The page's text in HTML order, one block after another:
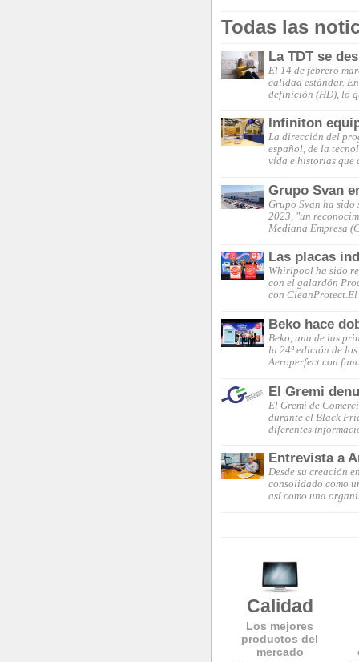
Todas las
La TDT se
El 14 de febrero
calidad estándar.
definición (HD), lo
Infiniton
La dirección del
español, de la
vida e historias que
Grupo Svan
Grupo Svan ha
2023, "un
Mediana Empresa
Las placas
Whirlpool ha sido
con el galardón
con CleanProtect.El
Beko hace
Beko, una de las
la 24ª edición de
Aeroperfect con
El Gremi
El Gremi de
durante el Black
diferentes
Entrevista a
Desde su creación
consolidado como
así como una
Calidad
Los mejores
productos del
mercado